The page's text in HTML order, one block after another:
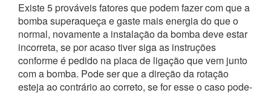
Existe 5 prováveis fatores que podem fazer com que a
bomba superaqueça e gaste mais energia do que o
normal, novamente a instalação da bomba deve estar
incorreta, se por acaso tiver siga as instruções
conforme é pedido na placa de ligação que vem junto
com a bomba. Pode ser que a direção da rotação
esteja ao contrário ao correto, se for esse o caso pode-